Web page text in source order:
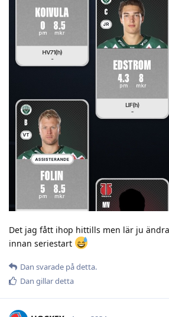
Det jag fått ihop hittills men lär ju
innan seriestart
Dan svarade på detta.
Dan gillar detta